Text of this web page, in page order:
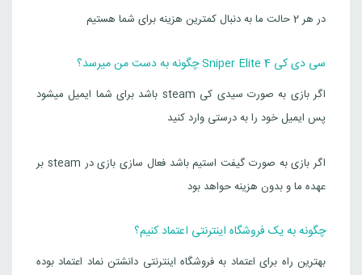
در هر 2 حالت ما به دنبال کمترین هزینه برای شما هستیم
سی دی کی Sniper Elite 4 چگونه به دست من میرسد؟
اگر بازی به صورت سیدی کی steam باشد برای شما ایمیل میشود
پس ایمیل خود را به درستی وارد کنید
اگر بازی به صورت گیفت استیم باشد فعال سازی بازی در steam بر
عهده ما و بدون هزینه حواهد بود
چگونه به یک فروشگاه اینترنتی اعتماد کنیم؟
بهترین راه برای اعتماد به فروشگاه اینترنتی دانشتن نماد اعتماد بوده